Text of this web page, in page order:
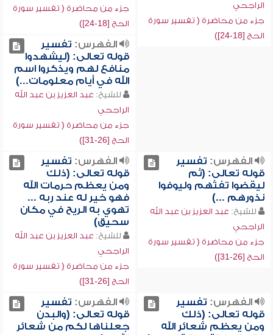
الراجحي
جزء من محاضرة ( تفسير سورة
الحج [18-24])
جزء من محاضرة ( تفسير سورة
الحج [18-24])
الفهرس: تفسير
قوله تعالى: (ليشهدوا
منافع لهم ويذكروا اسم
الله في أيام معلومات...)
للشيخ: عبد العزيز بن عبد الله
الراجحي
جزء من محاضرة ( تفسير سورة
الحج [26-31])
الفهرس: تفسير
قوله تعالى: (ثم
ليقضوا تفثهم وليوفوا
نذورهم ...)
للشيخ: عبد العزيز بن عبد الله
الراجحي
جزء من محاضرة ( تفسير سورة
الحج [26-31])
الفهرس: تفسير
قوله تعالى: (ذلك
ومن يعظم حرمات الله
فهو خير له عند ربه ...
تهوي به الريح في مكان
سحيق)
للشيخ: عبد العزيز بن عبد الله
الراجحي
جزء من محاضرة ( تفسير سورة
الحج [26-31])
الفهرس: تفسير
قوله تعالى: (ذلك
ومن يعظم شعائر الله
الفهرس: تفسير
قوله تعالى: (والبدن
جعلناها لكم من شعائر